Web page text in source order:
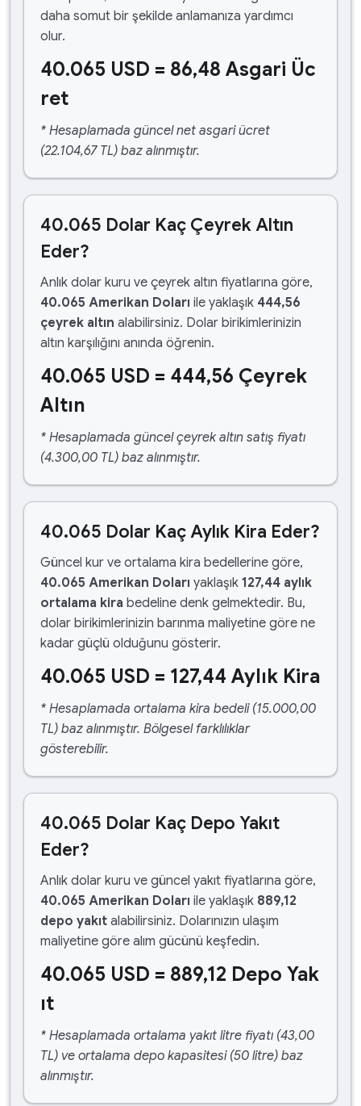
daha somut bir şekilde anlamanıza yardımcı
olur.
40.065 USD = 86,48 Asgari Üc
ret
* Hesaplamada güncel net asgari ücret
(22.104,67 TL) baz alınmıştır.
40.065 Dolar Kaç Çeyrek Altın
Eder?
Anlık dolar kuru ve çeyrek altın fiyatlarına göre,
40.065 Amerikan Doları ile yaklaşık 444,56
çeyrek altın alabilirsiniz. Dolar birikimlerinizin
altın karşılığını anında öğrenin.
40.065 USD = 444,56 Çeyrek
Altın
* Hesaplamada güncel çeyrek altın satış fiyatı
(4.300,00 TL) baz alınmıştır.
40.065 Dolar Kaç Aylık Kira Eder?
Güncel kur ve ortalama kira bedellerine göre,
40.065 Amerikan Doları yaklaşık 127,44 aylık
ortalama kira bedeline denk gelmektedir. Bu,
dolar birikimlerinizin barınma maliyetine göre ne
kadar güçlü olduğunu gösterir.
40.065 USD = 127,44 Aylık Kira
* Hesaplamada ortalama kira bedeli (15.000,00
TL) baz alınmıştır. Bölgesel farklılıklar
gösterebilir.
40.065 Dolar Kaç Depo Yakıt
Eder?
Anlık dolar kuru ve güncel yakıt fiyatlarına göre,
40.065 Amerikan Doları ile yaklaşık 889,12
depo yakıt alabilirsiniz. Dolarınızın ulaşım
maliyetine göre alım gücünü keşfedin.
40.065 USD = 889,12 Depo Yak
ıt
* Hesaplamada ortalama yakıt litre fiyatı (43,00
TL) ve ortalama depo kapasitesi (50 litre) baz
alınmıştır.